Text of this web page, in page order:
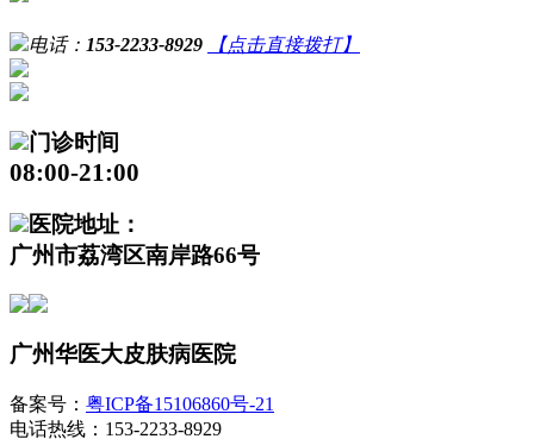
电话： 153-2233-8929 【点击直接拨打】
门诊时间
08:00-21:00
医院地址：
广州市荔湾区南岸路66号
广州华医大皮肤病医院
备案号： 粤ICP备15106860号-21
电话热线：153-2233-8929